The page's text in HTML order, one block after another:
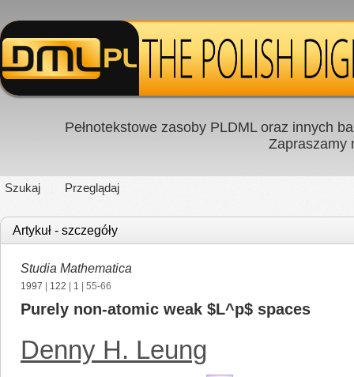
Pełnotekstowe zasoby PLDML oraz innych
Zapraszamy
Szukaj Przeglądaj
Artykuł - szczegóły
Studia Mathematica
1997 122 1 | 55-66
Purely non-atomic weak $L^p$ spaces
Denny H. Leung